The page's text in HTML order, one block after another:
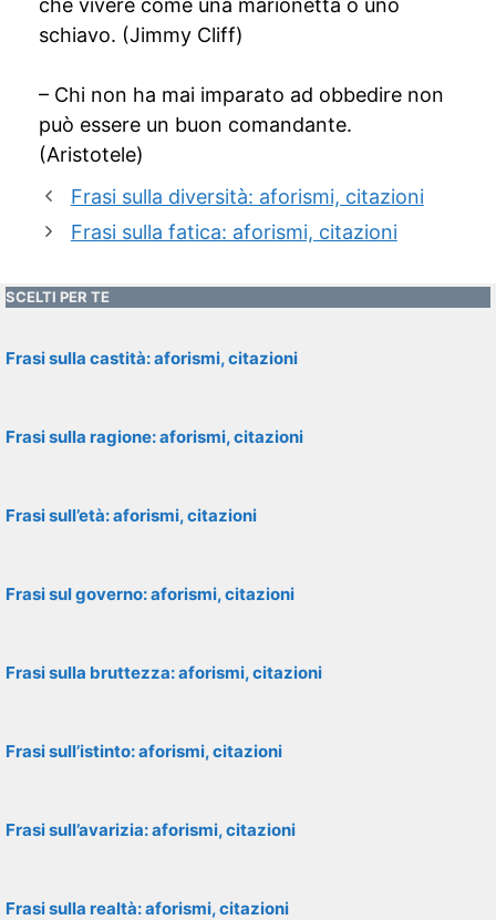
che vivere come una marionetta o uno
schiavo. (Jimmy Cliff)
– Chi non ha mai imparato ad obbedire non
può essere un buon comandante.
(Aristotele)
Frasi sulla diversità: aforismi, citazioni
Frasi sulla fatica: aforismi, citazioni
SCELTI PER TE
Frasi sulla castità: aforismi, citazioni
Frasi sulla ragione: aforismi, citazioni
Frasi sull’età: aforismi, citazioni
Frasi sul governo: aforismi, citazioni
Frasi sulla bruttezza: aforismi, citazioni
Frasi sull’istinto: aforismi, citazioni
Frasi sull’avarizia: aforismi, citazioni
Frasi sulla realtà: aforismi, citazioni